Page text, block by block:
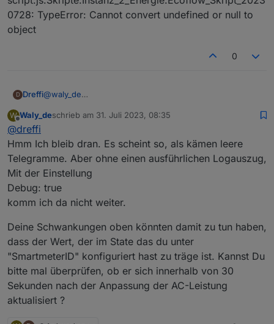
0728: TypeError: Cannot convert undefined or null to
object
0
D Dreffi@waly_de
wieder makellos bis in die Nacht funktioniert, trotz der
Ergänzung:
Regelung begonnen. Es kommt allerdings nicht so viel
AC-Leistung raus wie sie sollte. Eingestellt ist Restbezug
von 10W. Mit den Verlusten etc. müssten ungefähr 16W
rauskommen, es bleibt aber bei einem Bezug von eher
80W. Sobald der Powerstream über das Script mehr bzw.
die richtige Leistung freigibt, wird diese gleich wieder
Home Assistant mit den jeweiligen Objekten in ioBroker
beobachtet. Diese laufen absolut synchron.
W
Offline
Waly_deschrieb am 31. Juli 2023, 08:35
zuletzt editiert von
@dreffi
Hmm Ich bleib dran. Es scheint so, als kämen leere
Telegramme. Aber ohne einen ausführlichen Logauszug,
Mit der Einstellung
Debug: true
komm ich da nicht weiter.
Deine Schwankungen oben könnten damit zu tun haben,
dass der Wert, der im State das du unter
"SmartmeterID" konfiguriert hast zu träge ist. Kannst Du
bitte mal überprüfen, ob er sich innerhalb von 30
Sekunden nach der Anpassung der AC-Leistung
aktualisiert ?